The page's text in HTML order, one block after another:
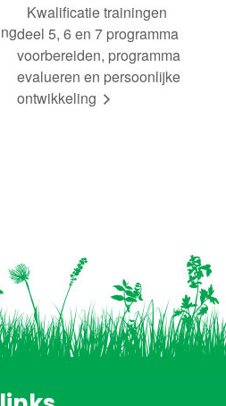
Kwalificatie trainingen
deel 5, 6 en 7 programma
voorbereiden, programma
evalueren en persoonlijke
ontwikkeling